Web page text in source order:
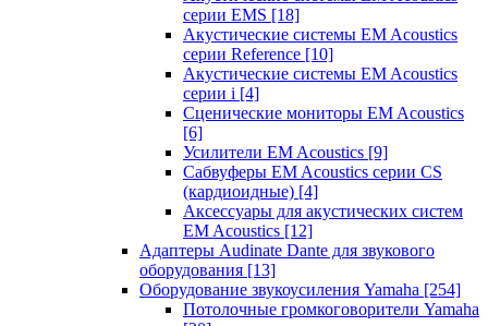
серии EMS [18]
Акустические системы EM Acoustics
серии Reference [10]
Акустические системы EM Acoustics
серии i [4]
Сценические мониторы EM Acoustics
[6]
Усилители EM Acoustics [9]
Сабвуферы EM Acoustics серии CS
(кардиоидные) [4]
Аксессуары для акустических систем
EM Acoustics [12]
Адаптеры Audinate Dante для звукового
оборудования [13]
Оборудование звукоусиления Yamaha [254]
Потолочные громкоговорители Yamaha